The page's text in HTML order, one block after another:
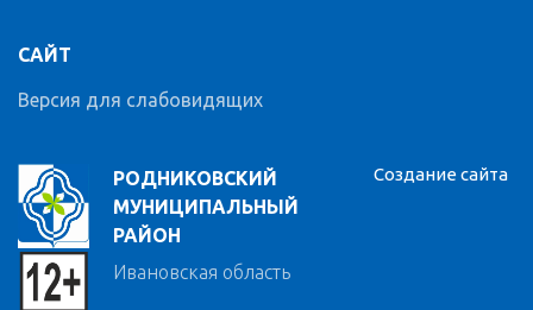
РОДНИКОВСКИЙ
МУНИЦИПАЛЬНЫЙ
РАЙОН
Ивановская область
САЙТ
Версия для слабовидящих
Создание сайта